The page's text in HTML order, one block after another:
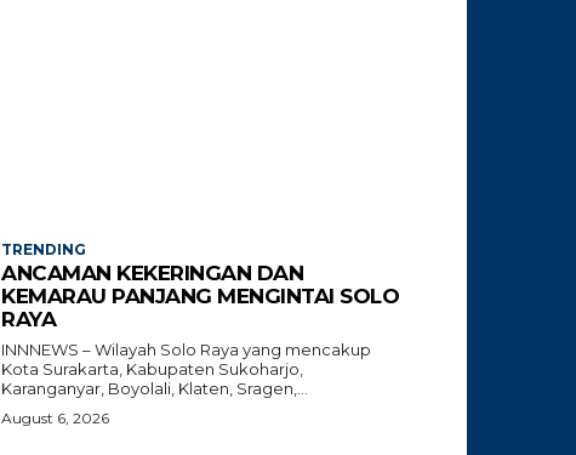
TRENDING
ANCAMAN KEKERINGAN DAN
KEMARAU PANJANG MENGINTAI SOLO
RAYA
INNNEWS – Wilayah Solo Raya yang mencakup
Kota Surakarta, Kabupaten Sukoharjo,
Karanganyar, Boyolali, Klaten, Sragen,...
August 6, 2026